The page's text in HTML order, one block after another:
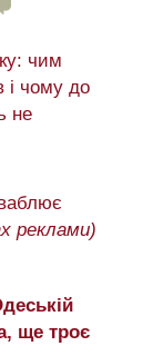
чим
і чому до
не
реклами)
ще троє